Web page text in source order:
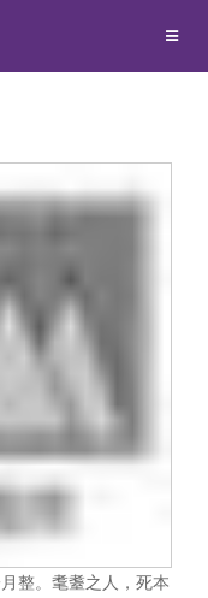
整。耄耋之人，死本